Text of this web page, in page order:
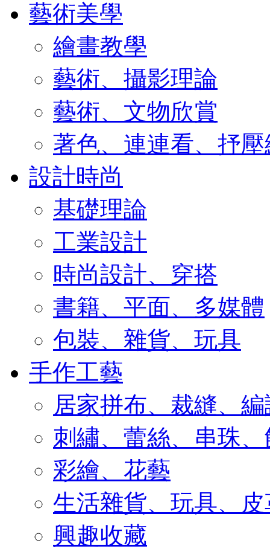
藝術美學
繪畫教學
藝術、攝影理論
藝術、文物欣賞
著色、連連看、抒
設計時尚
基礎理論
工業設計
時尚設計、穿搭
書籍、平面、多媒體
包裝、雜貨、玩具
手作工藝
居家拼布、裁縫、
刺繡、蕾絲、串珠
彩繪、花藝
生活雜貨、玩具、皮
興趣收藏